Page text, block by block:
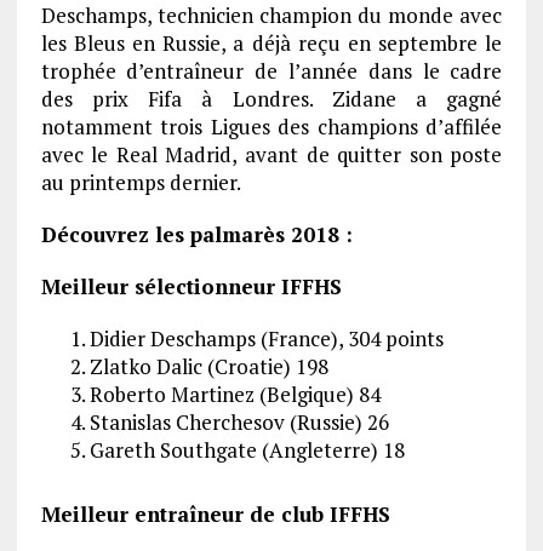
Deschamps, technicien champion du monde avec
les Bleus en Russie, a déjà reçu en septembre le
trophée d’entraîneur de l’année dans le cadre
des prix Fifa à Londres. Zidane a gagné
notamment trois Ligues des champions d’affilée
avec le Real Madrid, avant de quitter son poste
au printemps dernier.
Découvrez les palmarès 2018 :
Meilleur sélectionneur IFFHS
Didier Deschamps (France), 304 points
Zlatko Dalic (Croatie) 198
Roberto Martinez (Belgique) 84
Stanislas Cherchesov (Russie) 26
Gareth Southgate (Angleterre) 18
Meilleur entraîneur de club IFFHS